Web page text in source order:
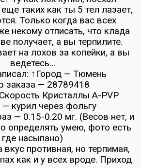
таких как ты 5 тел лазает,
Только когда вас всех
некому отписать, что клада
получает, а вы терпилите.
на лохов за копейки, а вы
ведетесь…
↑Город — Тюмень
заказа — 28789418
Кристаллы A-PVP
курил через фольгу
— 0.15-0.20 мг. (Весов нет, и
определять умею, фото есть
где насыпано)
противная, но терпимая,
как и у всех вроде. Приход